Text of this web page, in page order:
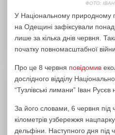
ФОТО:
У Національному природному
на Одещині зафіксували понад
лише за кілька днів червня.
початку повномасштабної війни.
Про це 8 червня повідомив
дослідного відділу
“Тузлівські лимани” Іван Русєв
За його словами, 6 червня під
кілометрів узбережжя
дельфіни. Наступного дня під